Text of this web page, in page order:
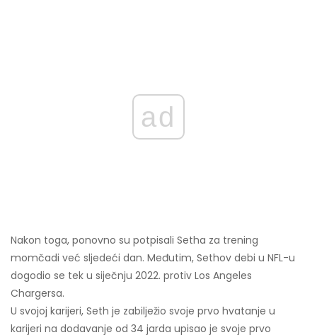
ad
Nakon toga, ponovno su potpisali Setha za trening
momčadi već sljedeći dan. Međutim, Sethov debi u NFL-u
dogodio se tek u siječnju 2022. protiv Los Angeles
Chargersa.
U svojoj karijeri, Seth je zabilježio svoje prvo hvatanje u
karijeri na dodavanje od 34 jarda upisao je svoje prvo